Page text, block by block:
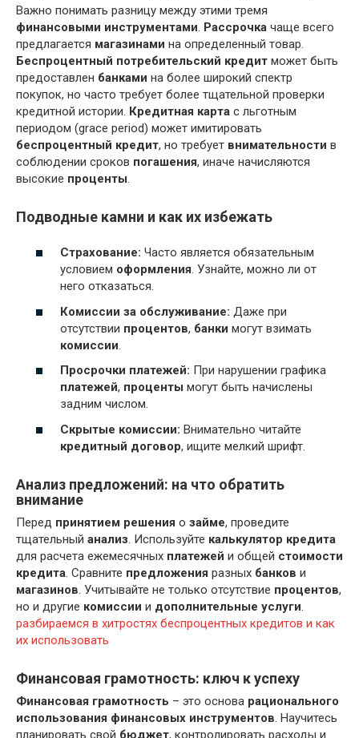
Важно понимать разницу между этими тремя
финансовыми инструментами. Рассрочка чаще всего
предлагается магазинами на определенный товар.
Беспроцентный потребительский кредит может быть
предоставлен банками на более широкий спектр
покупок, но часто требует более тщательной проверки
кредитной истории. Кредитная карта с льготным
периодом (grace period) может имитировать
беспроцентный кредит, но требует внимательности в
соблюдении сроков погашения, иначе начисляются
высокие проценты.
Подводные камни и как их избежать
Страхование: Часто является обязательным
условием оформления. Узнайте, можно ли от
него отказаться.
Комиссии за обслуживание: Даже при
отсутствии процентов, банки могут взимать
комиссии.
Просрочки платежей: При нарушении графика
платежей, проценты могут быть начислены
задним числом.
Скрытые комиссии: Внимательно читайте
кредитный договор, ищите мелкий шрифт.
Анализ предложений: на что обратить
внимание
Перед принятием решения о займе, проведите
тщательный анализ. Используйте калькулятор кредита
для расчета ежемесячных платежей и общей стоимости
кредита. Сравните предложения разных банков и
магазинов. Учитывайте не только отсутствие процентов,
но и другие комиссии и дополнительные услуги.
разбираемся в хитростях беспроцентных кредитов и как
их использовать
Финансовая грамотность: ключ к успеху
Финансовая грамотность – это основа рационального
использования финансовых инструментов. Научитесь
планировать свой бюджет, контролировать расходы и